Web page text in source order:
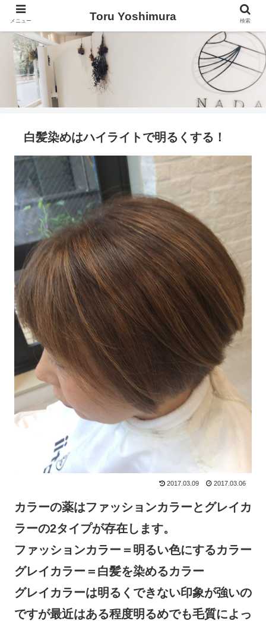
白髪染めはハイライトで明るくする！
2017.03.09 2017.03.06
カラーの薬はファッションカラーとグレイカ
ラーの2タイプが存在します。
ファッションカラー＝明るい色にするカラー
グレイカラー＝白髪を染めるカラー
グレイカラーは明るくできない印象が強いの
ですが最近はある程度明るめでも毛質によっ
メニュー Toru Yoshimura 検索